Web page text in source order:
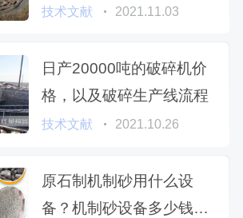
技术文献 2021.11.03
日产20000吨的破碎机价
格，以及破碎生产线流程
技术文献 2021.10.26
原石制机制砂用什么设
备？机制砂设备多少钱一